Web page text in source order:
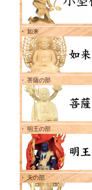
・ 如来
・ 菩薩の部
・ 明王の部
・ 天の部